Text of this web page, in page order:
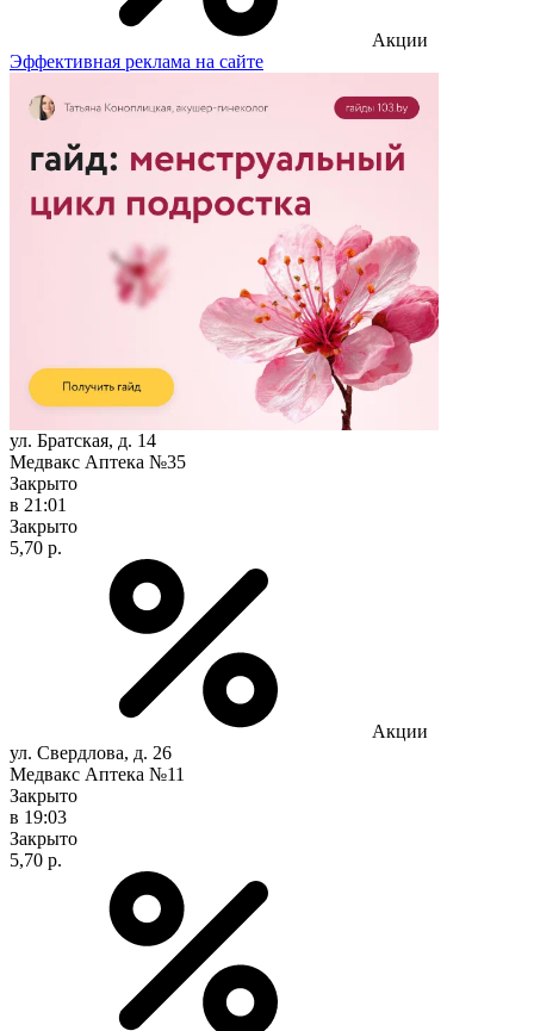
Акции
Эффективная реклама на сайте
ул. Братская, д. 14
Медвакс Аптека №35
Закрыто
в 21:01
Закрыто
5,70 р.
Акции
ул. Свердлова, д. 26
Медвакс Аптека №11
Закрыто
в 19:03
Закрыто
5,70 р.